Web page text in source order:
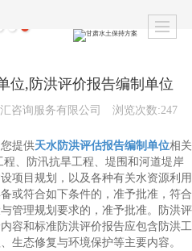
位,防洪评价报告编制单位
咨询服务有限公司 浏览次数:247
提供天水防洪评估报告编制单位相关
、防汛抗旱工程、堤围和河道堤岸
项目规划，以及各种有关水资源利用
或符合如下条件的，准予批准，符合
管理规划要求的，准予批准。防洪评
容和标准防洪评价报告应包含防洪工
生态修复与环境保护等主要内容。